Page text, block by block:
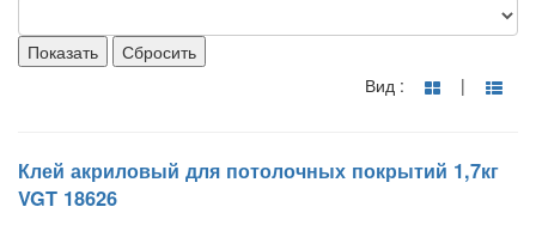
Показать
Сбросить
Вид :
|
Клей акриловый для потолочных покрытий 1,7кг
VGT 18626